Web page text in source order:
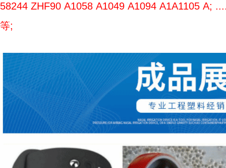
58244 ZHF90 A1058 A1049 A1094 A1A1105 A;
等;